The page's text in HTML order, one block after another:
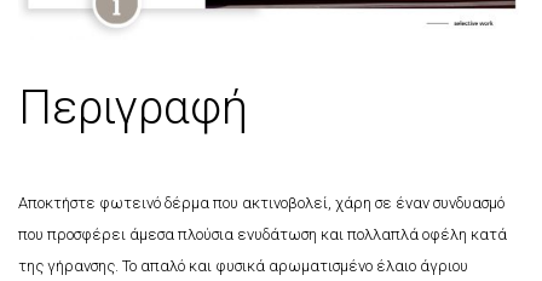
Περιγραφή
Αποκτήστε φωτεινό δέρμα που ακτινοβολεί, χάρη σε έναν συνδυασμό
που προσφέρει άμεσα πλούσια ενυδάτωση και πολλαπλά οφέλη κατά
της γήρανσης. Το απαλό και φυσικά αρωματισμένο έλαιο άγριου